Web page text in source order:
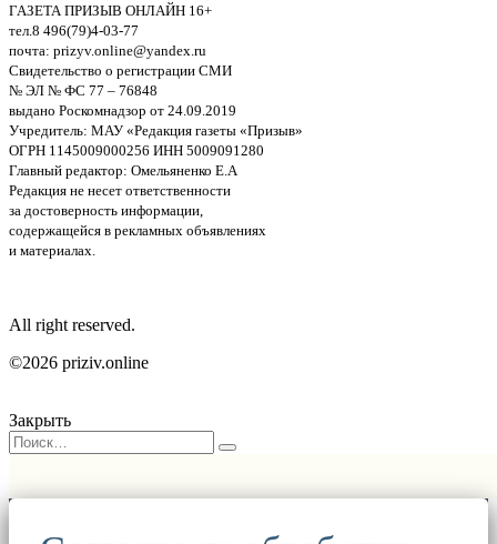
ГАЗЕТА ПРИЗЫВ ОНЛАЙН 16+
тел.8 496(79)4-03-77
почта: prizyv.online@yandex.ru
Свидетельство о регистрации СМИ
№ ЭЛ № ФС 77 – 76848
выдано Роскомнадзор от 24.09.2019
Учредитель: МАУ «Редакция газеты «Призыв»
ОГРН 1145009000256 ИНН 5009091280
Главный редактор: Омельяненко Е.А
Редакция не несет ответственности
за достоверность информации,
содержащейся в рекламных объявлениях
и материалах.
All right reserved.
©2026 priziv.online
Закрыть